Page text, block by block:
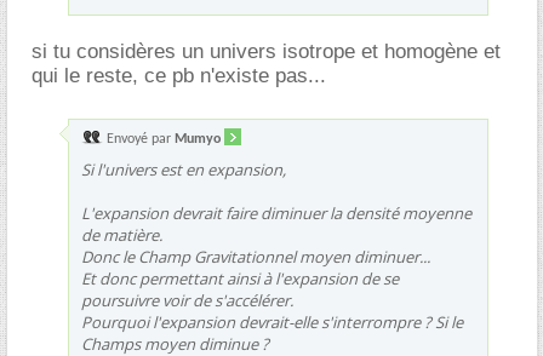
si tu considères un univers isotrope et homogène et
qui le reste, ce pb n'existe pas...
Envoyé par Mumyo
Si l'univers est en expansion,
L'expansion devrait faire diminuer la densité moyenne
de matière.
Donc le Champ Gravitationnel moyen diminuer...
Et donc permettant ainsi à l'expansion de se
poursuivre voir de s'accélérer.
Pourquoi l'expansion devrait-elle s'interrompre ? Si le
Champs moyen diminue ?